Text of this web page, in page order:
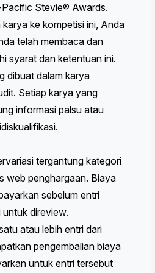
Stevie® Awards.
ke kompetisi ini, Anda
telah membaca dan
syarat dan ketentuan ini.
dibuat dalam karya
Setiap karya yang
informasi palsu atau
tergantung kategori
web penghargaan. Biaya
sebelum entri
untuk direview.
atau lebih entri dari
pengembalian biaya
untuk entri tersebut